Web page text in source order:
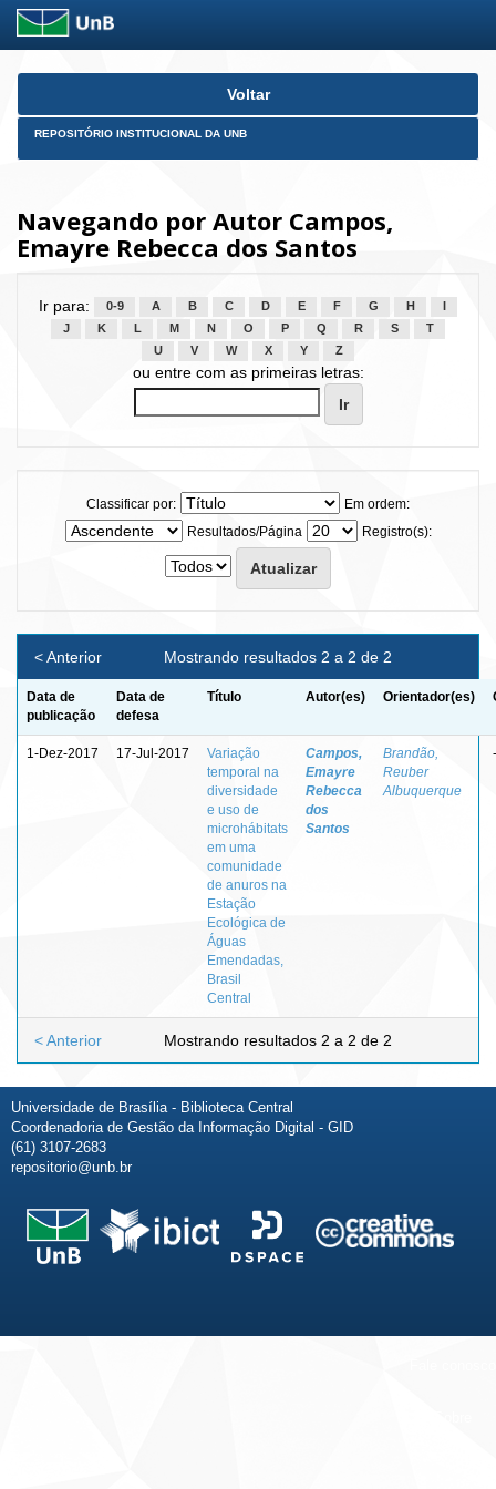
Skip
Voltar
REPOSITÓRIO INSTITUCIONAL DA UNB
Navegando por Autor Campos,
Emayre Rebecca dos Santos
Ir para: 0-9 A B C D E F G H
J
K L M N O P Q R S
T
U
V W X Y Z
ou entre com as primeiras letras:
Classificar por:
Em ordem:
Resultados/Página
Registro(s):
Mostrando resultados 2 a 2 de 2
< Anterior
Data de
publicação
Data de
defesa
Título Autor(es) Orientador(es)
1-Dez-2017 17-Jul-2017
Variação
temporal na
diversidade
e uso de
microhábitats
em uma
comunidade
de anuros na
Estação
Ecológica de
Águas
Emendadas,
Brasil
Central
Campos,
Emayre
Rebecca
dos
Santos
Brandão,
Reuber
Albuquerque
-
Mostrando resultados 2 a 2 de 2
< Anterior
Universidade de Brasília - Biblioteca Central
Coordenadoria de Gestão da Informação Digital - GID
(61) 3107-2683
repositorio@unb.br